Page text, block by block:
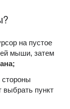
на пустое
мыши, затем
выбрать пункт